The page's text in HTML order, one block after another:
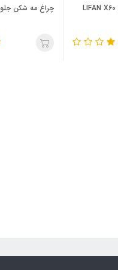
چراغ مه شکن جلو JAC S5 قدیم